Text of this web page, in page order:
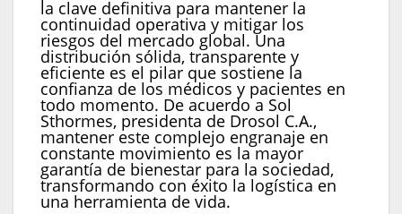
la clave definitiva para mantener la
continuidad operativa y mitigar los
riesgos del mercado global. Una
distribución sólida, transparente y
eficiente es el pilar que sostiene la
confianza de los médicos y pacientes en
todo momento. De acuerdo a Sol
Sthormes, presidenta de Drosol C.A.,
mantener este complejo engranaje en
constante movimiento es la mayor
garantía de bienestar para la sociedad,
transformando con éxito la logística en
una herramienta de vida.